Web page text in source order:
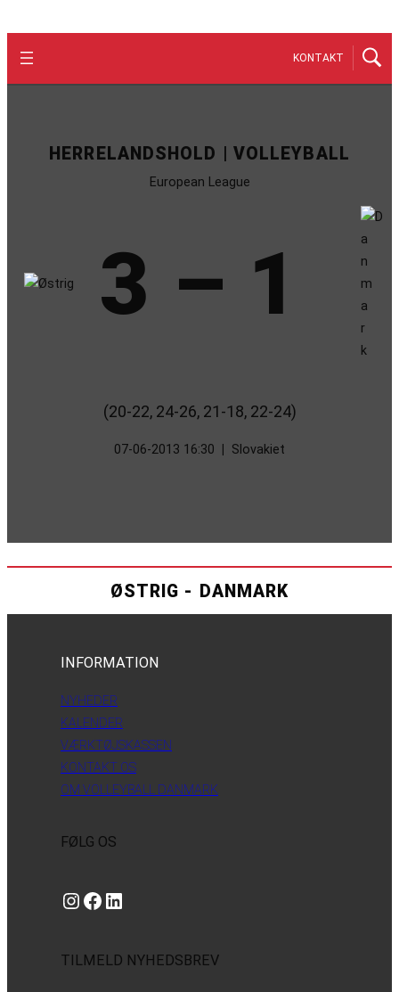
KONTAKT
HERRELANDSHOLD | VOLLEYBALL
European League
3 – 1
(20-22, 24-26, 21-18, 22-24)
07-06-2013 16:30 Slovakiet
ØSTRIG - DANMARK
INFORMATION
NYHEDER
KALENDER
VÆRKTØJSKASSEN
KONTAKT OS
OM VOLLEYBALL DANMARK
FØLG OS
Instagram https://www.facebook.com/danishbeachvolleytour LinkedIn
TILMELD NYHEDSBREV